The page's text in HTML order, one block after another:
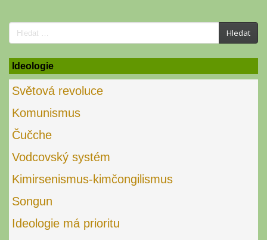
Search
for:
Hledat
Ideologie
Světová revoluce
Komunismus
Čučche
Vodcovský systém
Kimirsenismus-kimčongilismus
Songun
Ideologie má prioritu